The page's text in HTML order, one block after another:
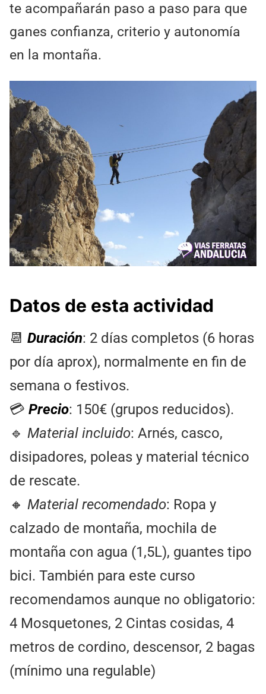
te acompañarán paso a paso para que
ganes confianza, criterio y autonomía
en la montaña.
Datos de esta actividad
📆 Duración: 2 días completos (6 horas
por día aprox), normalmente en fin de
semana o festivos.
💳 Precio: 150€ (grupos reducidos).
🔹 Material incluido: Arnés, casco,
disipadores, poleas y material técnico
de rescate.
🔸 Material recomendado: Ropa y
calzado de montaña, mochila de
montaña con agua (1,5L), guantes tipo
bici. También para este curso
recomendamos aunque no obligatorio:
4 Mosquetones, 2 Cintas cosidas, 4
metros de cordino, descensor, 2 bagas
(mínimo una regulable)